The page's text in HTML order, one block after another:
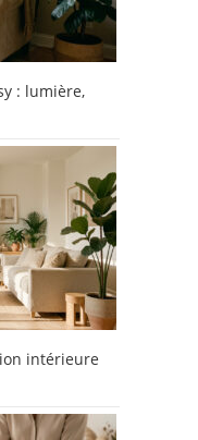
: lumière,
intérieure